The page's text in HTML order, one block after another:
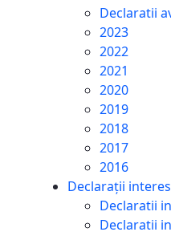
Declaratii
2023
2022
2021
2020
2019
2018
2017
2016
Declarații
Declaratii
Declaratii